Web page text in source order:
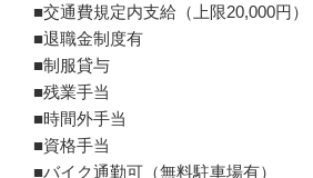
■交通費規定内支給（上限20,000円）
■退職金制度有
■制服貸与
■残業手当
■時間外手当
■資格手当
■バイク通勤可（無料駐車場有）